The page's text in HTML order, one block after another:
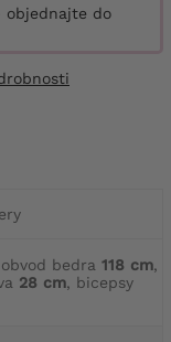
objednajte do
bedra 118 cm,
28 cm, bicepsy